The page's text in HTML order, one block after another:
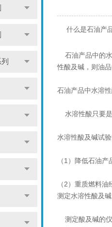
什么是石油产
石油产品中的水
性酸及碱，则油
石油产品中水溶
水溶性酸只要是
水溶性酸及碱试
（1）降低石油
（2）重质燃料
测定水溶性酸及
测定酸及碱的仪